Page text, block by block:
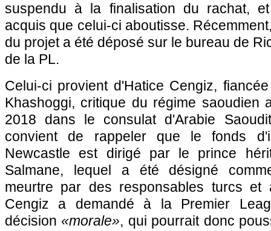
suspendu à la finalisation du rachat,
acquis que celui-ci aboutisse.
du projet a été déposé sur le bureau de
de la PL.
Celui-ci provient d'Hatice Cengiz,
Khashoggi, critique du régime saoudien
2018 dans le consulat d'Arabie
convient de rappeler que le fonds
Newcastle est dirigé par le prince
Salmane, lequel a été désigné
meurtre par des responsables turcs et
Cengiz a demandé à la Premier
décision «morale», qui pourrait donc